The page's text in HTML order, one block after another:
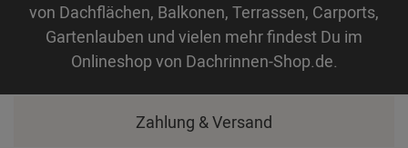
von Dachflächen, Balkonen, Terrassen, Carports,
Gartenlauben und vielen mehr findest Du im
Onlineshop von Dachrinnen-Shop.de.
Zahlung & Versand